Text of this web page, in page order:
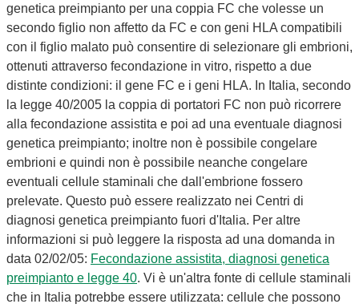
genetica preimpianto per una coppia FC che volesse un
secondo figlio non affetto da FC e con geni HLA compatibili
con il figlio malato può consentire di selezionare gli embrioni,
ottenuti attraverso fecondazione in vitro, rispetto a due
distinte condizioni: il gene FC e i geni HLA. In Italia, secondo
la legge 40/2005 la coppia di portatori FC non può ricorrere
alla fecondazione assistita e poi ad una eventuale diagnosi
genetica preimpianto; inoltre non è possibile congelare
embrioni e quindi non è possibile neanche congelare
eventuali cellule staminali che dall'embrione fossero
prelevate. Questo può essere realizzato nei Centri di
diagnosi genetica preimpianto fuori d'Italia. Per altre
informazioni si può leggere la risposta ad una domanda in
data 02/02/05: Fecondazione assistita, diagnosi genetica
preimpianto e legge 40. Vi è un'altra fonte di cellule staminali
che in Italia potrebbe essere utilizzata: cellule che possono